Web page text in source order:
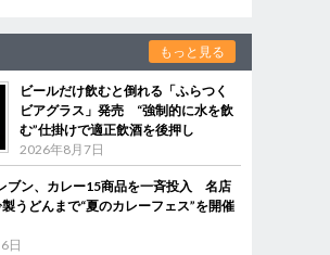
もっと見る
ビールだけ飲むと倒れる「ふらつく
ビアグラス」発売 “強制的に水を飲
む”仕掛けで適正飲酒を後押し
2026年8月7日
ブン、カレー15商品を一斉投入 名店
うどんまで“夏のカレーフェス”を開催
日